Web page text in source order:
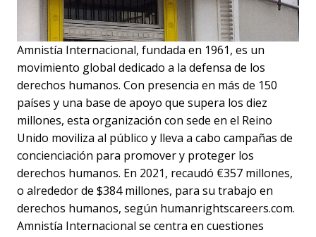
Amnistía Internacional, fundada en 1961, es un
movimiento global dedicado a la defensa de los
derechos humanos. Con presencia en más de 150
países y una base de apoyo que supera los diez
millones, esta organización con sede en el Reino
Unido moviliza al público y lleva a cabo campañas de
concienciación para promover y proteger los
derechos humanos. En 2021, recaudó €357 millones,
o alrededor de $384 millones, para su trabajo en
derechos humanos, según humanrightscareers.com.
Amnistía Internacional se centra en cuestiones